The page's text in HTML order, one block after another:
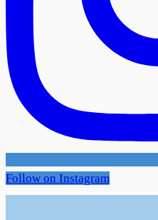
Follow on Instagram